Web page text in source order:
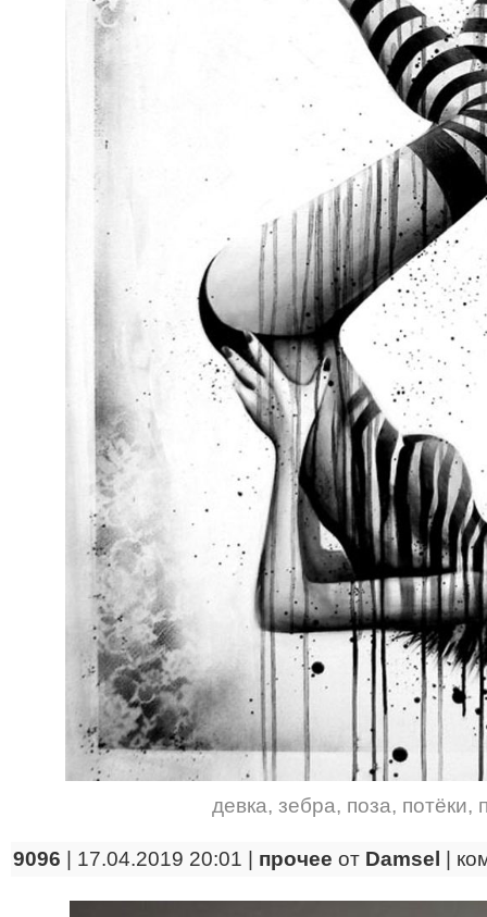
девка, зебра, поза, потёки,
9096 | 17.04.2019 20:01 | прочее от Damsel